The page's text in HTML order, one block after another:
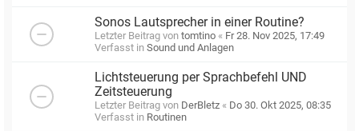
Sonos Lautsprecher in einer Routine?
Letzter Beitrag von tomtino « Fr 28. Nov 2025, 17:49
Verfasst in Sound und Anlagen
Lichtsteuerung per Sprachbefehl UND
Zeitsteuerung
Letzter Beitrag von DerBletz « Do 30. Okt 2025, 08:35
Verfasst in Routinen